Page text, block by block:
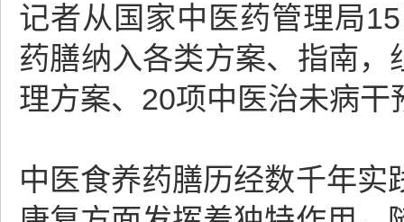
记者从国家中医药管理局
药膳纳入各类方案、指南
理方案、20项中医治未病
中医食养药膳历经数千年